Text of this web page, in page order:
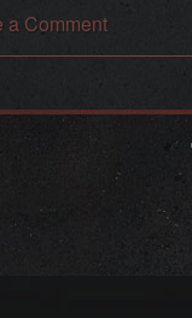
a Comment